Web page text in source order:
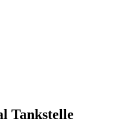
Tankstelle